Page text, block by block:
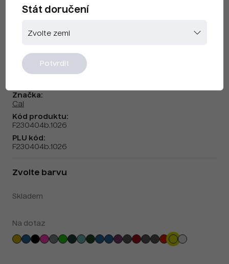
CAI F230404b Fluorescenční
Žlutá
Značka:
Cai
Kód produktu:
F230404b.1026
PLU kód:
F230404b.1026
Zvolte barvu
Skladem
Na dotaz
Stát doručení
Potvrdit